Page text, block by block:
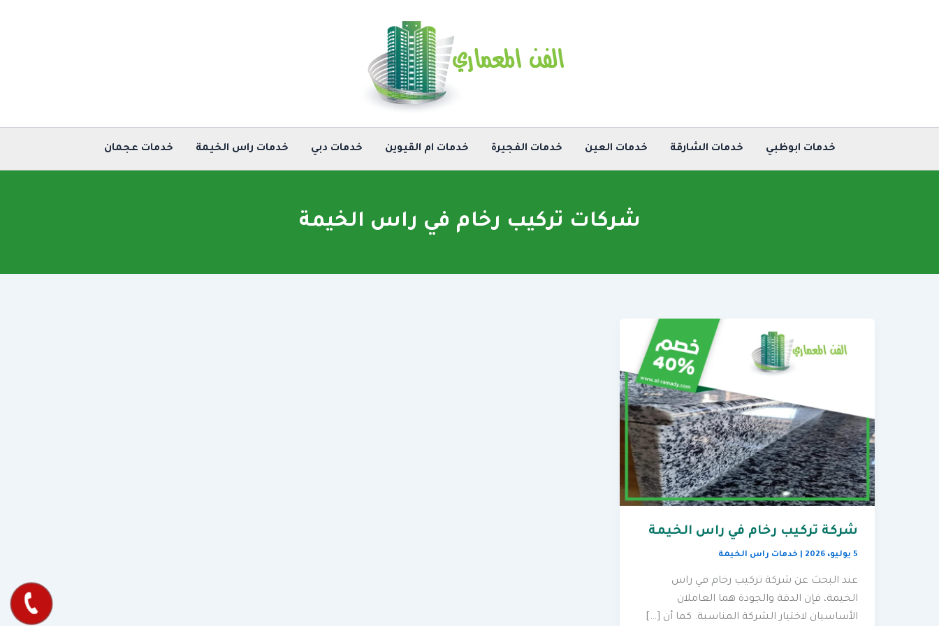
خدمات ابوظبي خدمات الشارقة خدمات العين خدمات الفجيرة خدمات ام القيوين خدمات دبي خدمات راس الخيمة خدمات عجمان
شركات تركيب رخام في راس الخيمة
شركة تركيب رخام في راس الخيمة
5 يوليو، 2026 خدمات راس الخيمة
عند البحث عن شركة تركيب رخام في راس
الخيمة، فإن الدقة والجودة هما العاملان
الأساسيان لاختيار الشركة المناسبة. كما أن […]